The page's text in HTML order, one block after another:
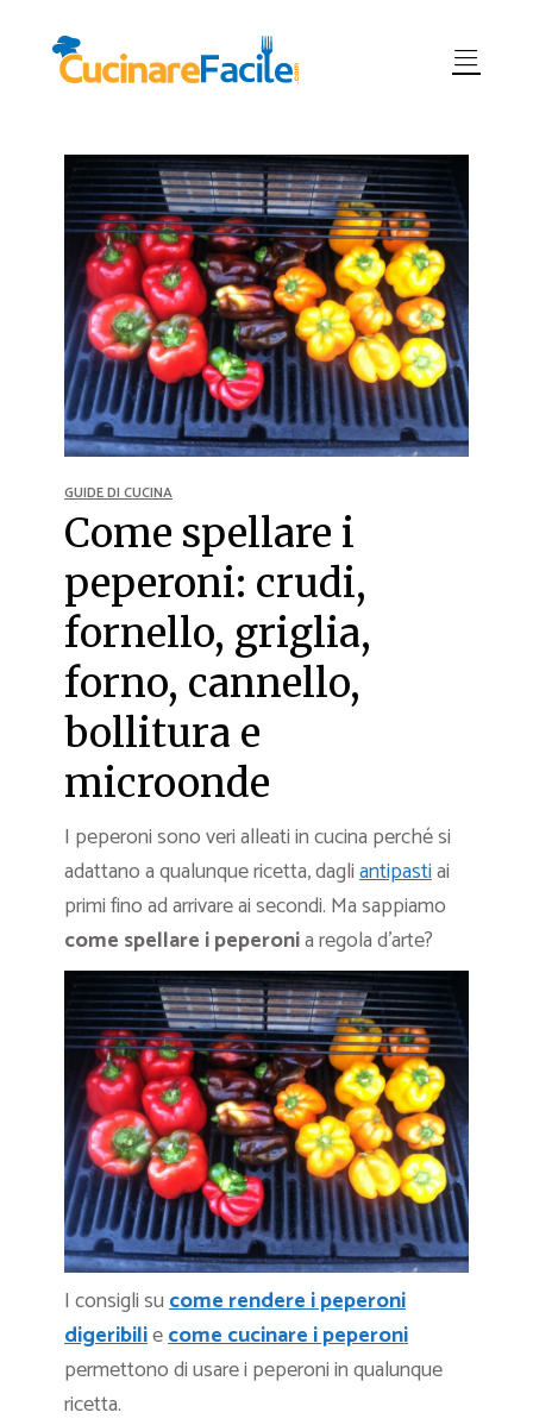
GUIDE DI CUCINA
Come spellare i
peperoni: crudi,
fornello, griglia,
forno, cannello,
bollitura e
microonde
I peperoni sono veri alleati in cucina perché si
adattano a qualunque ricetta, dagliantipastiai
primi fino ad arrivare ai secondi. Ma sappiamo
come spellare i peperonia regola d’arte?
I consigli sucome rendere i peperoni
digeribiliecome cucinare i peperoni
permettono di usare i peperoni in qualunque
ricetta.